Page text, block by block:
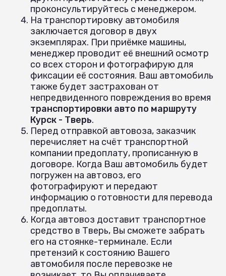
проконсультируйтесь с менеджером.
На транспортировку автомобиля
заключается договор в двух
экземплярах. При приёмке машины,
менеджер проводит её внешний осмотр
со всех сторон и фотографирую для
фиксации её состояния. Ваш автомобиль
также будет застрахован от
непредвиденного повреждения во время
транспортировки авто по маршруту
Курск - Тверь.
Перед отправкой автовоза, заказчик
перечисляет на счёт транспортной
компании предоплату, прописанную в
договоре. Когда Ваш автомобиль будет
погружен на автовоз, его
фотографируют и передают
информацию о готовности для перевода
предоплаты.
Когда автовоз доставит транспортное
средство в Тверь, Вы сможете забрать
его на стоянке-терминале. Если
претензий к состоянию Вашего
автомобиля после перевозке не